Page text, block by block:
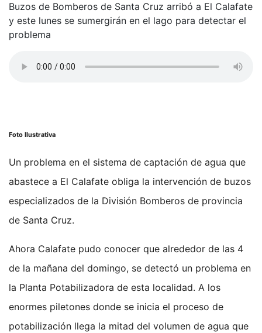
Buzos de Bomberos de Santa Cruz arribó a El Calafate
y este lunes se sumergirán en el lago para detectar el
problema
Foto Ilustrativa
Un problema en el sistema de captación de agua que
abastece a El Calafate obliga la intervención de buzos
especializados de la División Bomberos de provincia
de Santa Cruz.
Ahora Calafate pudo conocer que alrededor de las 4
de la mañana del domingo, se detectó un problema en
la Planta Potabilizadora de esta localidad. A los
enormes piletones donde se inicia el proceso de
potabilización llega la mitad del volumen de agua que